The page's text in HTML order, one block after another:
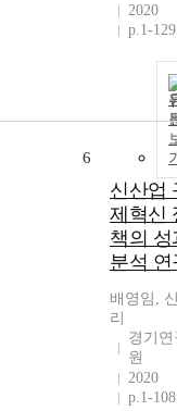
2020
p.1-129
6
신산업
제혁신
책의 성
분석 연
배영임,
리
경기연
원
2020
p.1-108